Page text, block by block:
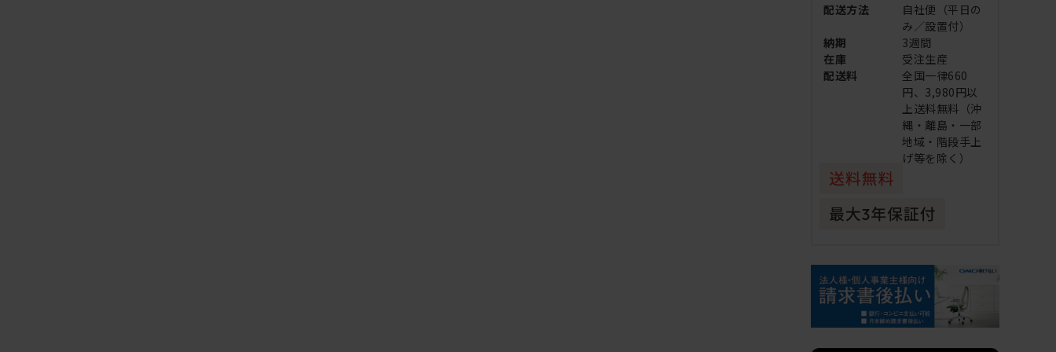
配送方法
自社便（平日の
み／設置付）
納期
3週間
在庫
受注生産
配送料
全国一律660
円、3,980円以
上送料無料（沖
縄・離島・一部
地域・階段手上
げ等を除く）